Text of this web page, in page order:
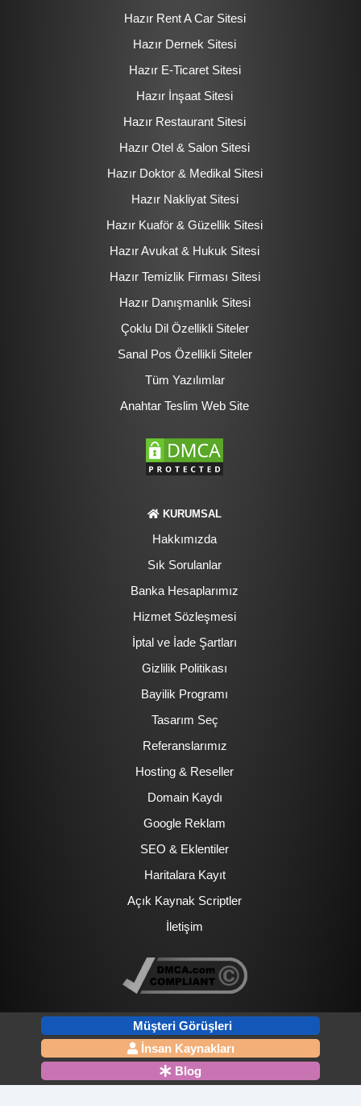
Hazır Rent A Car Sitesi
Hazır Dernek Sitesi
Hazır E-Ticaret Sitesi
Hazır İnşaat Sitesi
Hazır Restaurant Sitesi
Hazır Otel & Salon Sitesi
Hazır Doktor & Medikal Sitesi
Hazır Nakliyat Sitesi
Hazır Kuaför & Güzellik Sitesi
Hazır Avukat & Hukuk Sitesi
Hazır Temizlik Firması Sitesi
Hazır Danışmanlık Sitesi
Çoklu Dil Özellikli Siteler
Sanal Pos Özellikli Siteler
Tüm Yazılımlar
Anahtar Teslim Web Site
KURUMSAL
Hakkımızda
Sık Sorulanlar
Banka Hesaplarımız
Hizmet Sözleşmesi
İptal ve İade Şartları
Gizlilik Politikası
Bayilik Programı
Tasarım Seç
Referanslarımız
Hosting & Reseller
Domain Kaydı
Google Reklam
SEO & Eklentiler
Haritalara Kayıt
Açık Kaynak Scriptler
İletişim
Müşteri Görüşleri
İnsan Kaynakları
Blog